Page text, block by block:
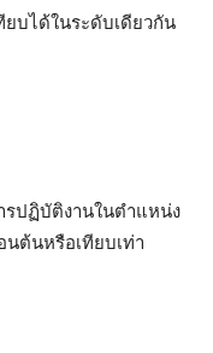
บได้ในระดับเดียวกัน
รปฏิบัติงานในตำแหน่ง
ต้นหรือเทียบเท่า